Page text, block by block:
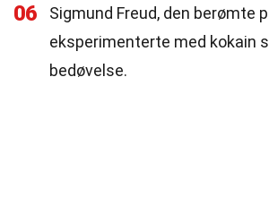
06
Sigmund Freud, den berømte
eksperimenterte med kokain
bedøvelse.